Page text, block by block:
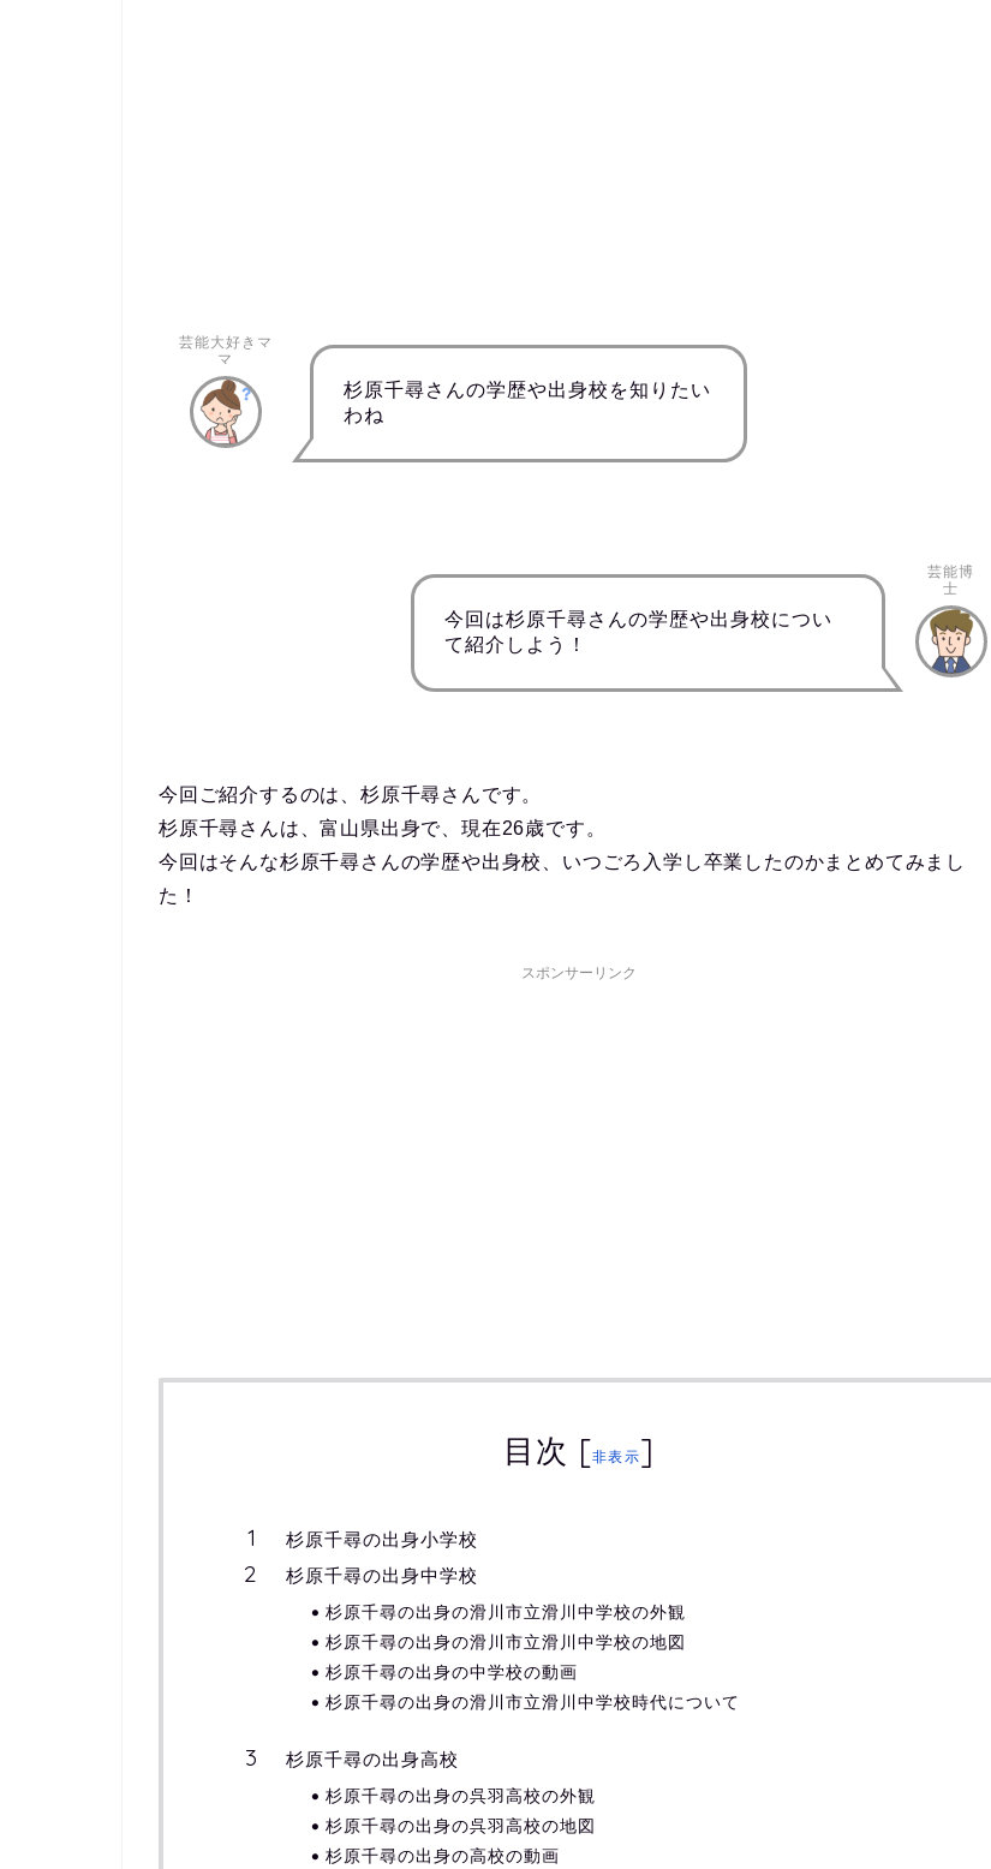
芸能大好きマ
マ
杉原千尋さんの学歴や出身校を知りたい
わね
今回は杉原千尋さんの学歴や出身校につい
て紹介しよう！
芸能博
士
今回ご紹介するのは、杉原千尋さんです。
杉原千尋さんは、富山県出身で、現在26歳です。
今回はそんな杉原千尋さんの学歴や出身校、いつごろ入学し卒業したのかまとめてみまし
た！
スポンサーリンク
目次 [非表示]
杉原千尋の出身小学校
杉原千尋の出身中学校
杉原千尋の出身の滑川市立滑川中学校の外観
杉原千尋の出身の滑川市立滑川中学校の地図
杉原千尋の出身の中学校の動画
杉原千尋の出身の滑川市立滑川中学校時代について
杉原千尋の出身高校
杉原千尋の出身の呉羽高校の外観
杉原千尋の出身の呉羽高校の地図
杉原千尋の出身の高校の動画